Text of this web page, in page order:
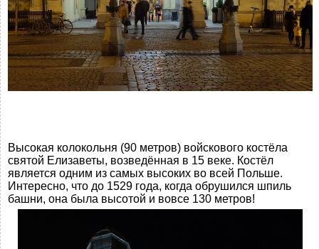
Высокая колокольня (90 метров) войскового костёла
святой Елизаветы, возведённая в 15 веке. Костёл
является одним из самых высоких во всей Польше.
Интересно, что до 1529 года, когда обрушился шпиль
башни, она была высотой и вовсе 130 метров!